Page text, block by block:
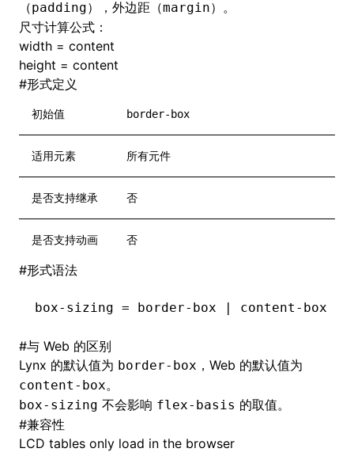
（padding），外边距（margin）。
尺寸计算公式：
width = content
height = content
#形式定义
初始值 border-box
适用元素 所有元件
是否支持继承 否
是否支持动画 否
#形式语法
box-sizing = border-box | content-box
#与 Web 的区别
Lynx 的默认值为 border-box ，Web 的默认值为
content-box。
box-sizing 不会影响 flex-basis 的取值。
#兼容性
LCD tables only load in the browser